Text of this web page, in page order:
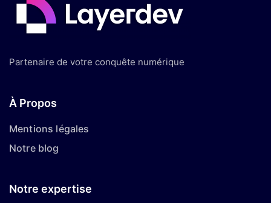
Partenaire de votre conquête numérique
À Propos
Mentions légales
Notre blog
Notre expertise